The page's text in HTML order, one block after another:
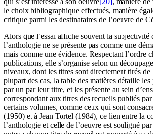
qui s’est intéressé à son oeuvre[20], manière de
le choix bibliographique effectués, manière
critique parmi les destinataires de l’oeuvre de
Alors que l’essai affiche souvent la subjectivité
l’anthologie ne se présente pas comme une
mais comme une évidence. Respectant l’ordre
publications, elle s’organise selon un
niveaux, dont les titres sont directement tirés de
plupart des cas, la table des matières détaille les
par un par leur titre, et les présente au sein
correspondant aux titres des recueils publiés
certains volumes, comme ceux qui sont
(1950) et à Jean Tortel (1984), ce lien entre la
l’anthologie et celle de l’oeuvre est souligné